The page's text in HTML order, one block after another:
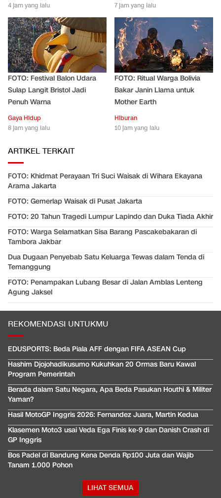
4 jam yang lalu 7 jam yang lalu
FOTO: Festival Balon Udara
Sulap Langit Bristol Jadi
Penuh Warna
Gaya Hidup
8 jam yang lalu
FOTO: Ritual Warga Bolivia
Bakar Janin Llama untuk
Mother Earth
Hiburan
10 jam yang lalu
ARTIKEL TERKAIT
FOTO: Khidmat Perayaan Tri Suci Waisak di Wihara Ekayana
Arama Jakarta
FOTO: Gemerlap Waisak di Pusat Jakarta
FOTO: 20 Tahun Tragedi Lumpur Lapindo dan Duka Tiada Akhir
FOTO: Warga Selamatkan Sisa Barang Pascakebakaran di
Tambora Jakbar
Dua Dugaan Penyebab Satu Keluarga Tewas dalam Tenda di
Temanggung
FOTO: Penampakan Lubang Besar di Jalan Amblas Lenteng
Agung Jaksel
REKOMENDASI UNTUKMU
EDUSPORTS: Beda Piala AFF dengan FIFA ASEAN Cup
Hashim Djojohadikusumo Kukuhkan 20 Ormas Baru Kawal
Program Pemerintah
Berada dalam Satu Negara, Apa Beda Pasukan Houthi & Militer
Yaman?
Hasil MotoGP Inggris 2026: Fernandez Juara, Martin Kedua
Klasemen Moto3 usai Veda Ega Finis ke-9 dan Danish Crash di
GP Inggris
Bos Padel di Bandung Kena Denda Rp100 Juta dan Wajib
Tanam 1.000 Pohon
LIHAT SEMUA